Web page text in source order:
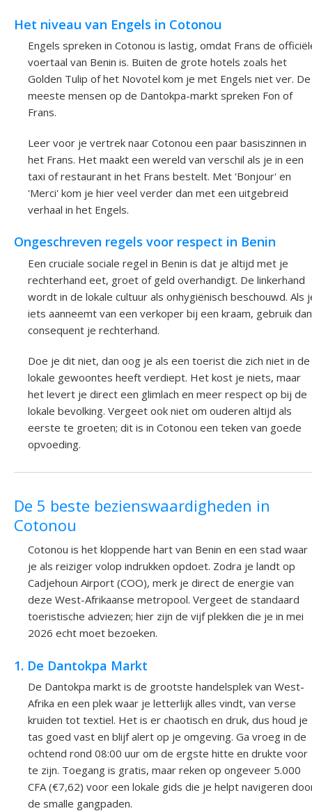
Het niveau van Engels in Cotonou
Engels spreken in Cotonou is lastig, omdat Frans de
voertaal van Benin is. Buiten de grote hotels zoals het
Golden Tulip of het Novotel kom je met Engels niet ver. De
meeste mensen op de Dantokpa-markt spreken Fon of
Frans.
Leer voor je vertrek naar Cotonou een paar basiszinnen in
het Frans. Het maakt een wereld van verschil als je in een
taxi of restaurant in het Frans bestelt. Met 'Bonjour' en
'Merci' kom je hier veel verder dan met een uitgebreid
verhaal in het Engels.
Ongeschreven regels voor respect in Benin
Een cruciale sociale regel in Benin is dat je altijd met je
rechterhand eet, groet of geld overhandigt. De linkerhand
wordt in de lokale cultuur als onhygiënisch beschouwd. Als
iets aanneemt van een verkoper bij een kraam, gebruik dan
consequent je rechterhand.
Doe je dit niet, dan oog je als een toerist die zich niet in de
lokale gewoontes heeft verdiept. Het kost je niets, maar
het levert je direct een glimlach en meer respect op bij de
lokale bevolking. Vergeet ook niet om ouderen altijd als
eerste te groeten; dit is in Cotonou een teken van goede
opvoeding.
De 5 beste bezienswaardigheden in
Cotonou
Cotonou is het kloppende hart van Benin en een stad waar
je als reiziger volop indrukken opdoet. Zodra je landt op
Cadjehoun Airport (COO), merk je direct de energie van
deze West-Afrikaanse metropool. Vergeet de standaard
toeristische adviezen; hier zijn de vijf plekken die je in mei
2026 echt moet bezoeken.
1. De Dantokpa Markt
De Dantokpa markt is de grootste handelsplek van West-
Afrika en een plek waar je letterlijk alles vindt, van verse
kruiden tot textiel. Het is er chaotisch en druk, dus houd je
tas goed vast en blijf alert op je omgeving. Ga vroeg in de
ochtend rond 08:00 uur om de ergste hitte en drukte voor
te zijn. Toegang is gratis, maar reken op ongeveer 5.000
CFA (€7,62) voor een lokale gids die je helpt navigeren
de smalle gangpaden.